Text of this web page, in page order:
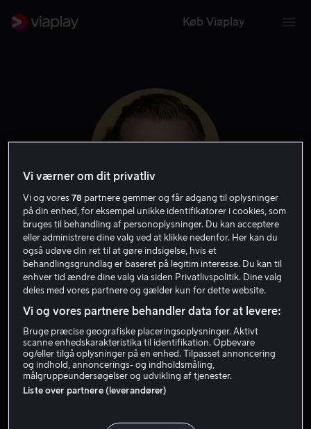
Køb Viaplay
Jake Abel
Skuespiller Gæst
Vi værner om dit privatliv
Vi og vores78 partnere gemmer og får adgang til oplysninger
på din enhed, for eksempel unikke identifikatorer i cookies, som
bruges til behandling af personoplysninger. Du kan acceptere
eller administrere dine valg ved at klikke nedenfor. Her kan du
også udøve din ret til at gøre indsigelse, hvis et
behandlingsgrundlag er baseret på legitim interesse. Du kan til
enhver tid ændre dine valg via siden Privatlivspolitik. Dine valg
deles med vores partnere og gælder kun for dette website.
Vi og vores partnere behandler data for at levere:
Bruge præcise geografiske placeringsoplysninger. Aktivt
scanne enhedskarakteristika til identifikation. Opbevare
og/eller tilgå oplysninger på en enhed. Tilpasset annoncering
og indhold, annoncerings- og indholdsmåling,
målgruppeundersøgelser og udvikling af tjenester.
Liste over partnere (leverandører)